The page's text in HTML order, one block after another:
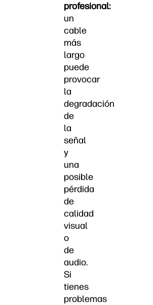
profesional:
un
cable
más
largo
puede
provocar
la
degradación
de
la
señal
y
una
posible
pérdida
de
calidad
visual
o
de
audio.
Si
tienes
problemas